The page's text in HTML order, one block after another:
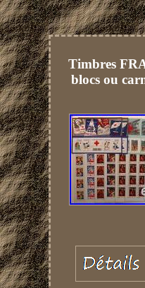
Timbres
blocs ou